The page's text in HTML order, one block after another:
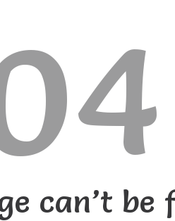
can’t be